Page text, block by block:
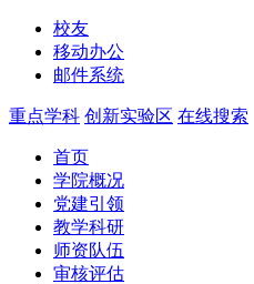
校友
移动办公
邮件系统
重点学科 创新实验区 在线搜索
首页
学院概况
党建引领
教学科研
师资队伍
审核评估